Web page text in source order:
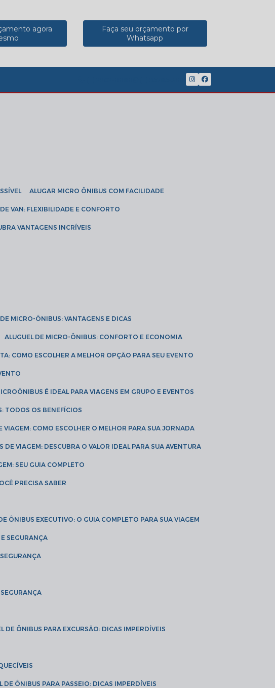
agora
Faça seu orçamento por
Whatsapp
ALUGAR MICRO ÔNIBUS COM FACILIDADE
DE VAN: FLEXIBILIDADE E CONFORTO
VANTAGENS INCRÍVEIS
DE MICRO-ÔNIBUS: VANTAGENS E DICAS
ALUGUEL DE MICRO-ÔNIBUS: CONFORTO E ECONOMIA
COMO ESCOLHER A MELHOR OPÇÃO PARA SEU EVENTO
É IDEAL PARA VIAGENS EM GRUPO E EVENTOS
TODOS OS BENEFÍCIOS
VIAGEM: COMO ESCOLHER O MELHOR PARA SUA JORNADA
DE VIAGEM: DESCUBRA O VALOR IDEAL PARA SUA AVENTURA
SEU GUIA COMPLETO
PRECISA SABER
DE ÔNIBUS EXECUTIVO: O GUIA COMPLETO PARA SUA VIAGEM
SEGURANÇA
DE ÔNIBUS PARA EXCURSÃO: DICAS IMPERDÍVEIS
DE ÔNIBUS PARA PASSEIO: DICAS IMPERDÍVEIS